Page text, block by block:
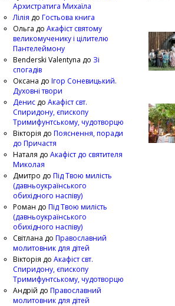
Архистратига Михаїла
Лілія до Гостьова книга
Ольга до Акафіст святому
великомученику і цілителю
Пантелеймону
Benderski Valentyna до Зі
спогадів
Оксана до Ігор Соневицький.
Духовні твори
Денис до Акафіст свт.
Спиридону, єпископу
Тримифунтському, чудотворцю
Вікторія до Пояснення, поради
до Причастя
Наталя до Акафіст до святителя
Миколая
Дмитро до Під Твою милість
(давньоукраїнського
обихідного наспіву)
Роман до Під Твою милість
(давньоукраїнського
обихідного наспіву)
Світлана до Православний
молитовник для дітей
Вікторія до Акафіст свт.
Спиридону, єпископу
Тримифунтському, чудотворцю
Андрій до Православний
молитовник для дітей